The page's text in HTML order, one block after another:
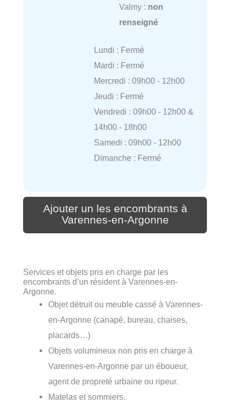
Valmy : non
renseigné
Lundi : Fermé
Mardi : Fermé
Mercredi : 09h00 - 12h00
Jeudi : Fermé
Vendredi : 09h00 - 12h00 &
14h00 - 18h00
Samedi : 09h00 - 12h00
Dimanche : Fermé
Ajouter un les encombrants à
Varennes-en-Argonne
Services et objets pris en charge par les
encombrants d’un résident à Varennes-en-
Argonne.
Objet détruit ou meuble cassé à Varennes-
en-Argonne (canapé, bureau, chaises,
placards…)
Objets volumineux non pris en charge à
Varennes-en-Argonne par un éboueur,
agent de propreté urbaine ou ripeur.
Matelas et sommiers.